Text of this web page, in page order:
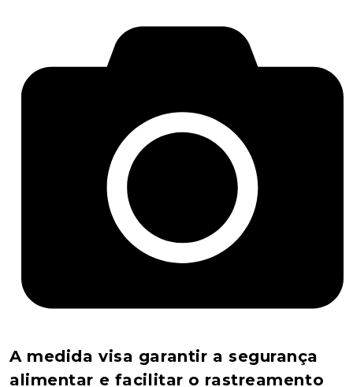
A medida visa garantir a segurança
alimentar e facilitar o rastreamento